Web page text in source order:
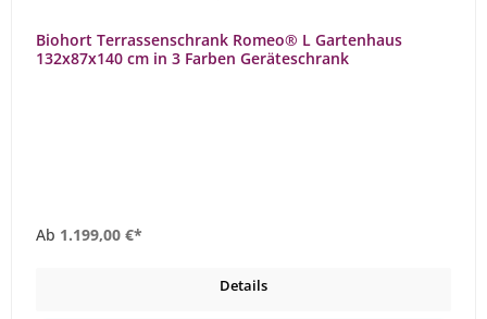
Biohort Terrassenschrank Romeo® L Gartenhaus
132x87x140 cm in 3 Farben Geräteschrank
Ab 1.199,00 €*
Details